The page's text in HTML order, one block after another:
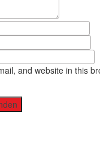
and website in this